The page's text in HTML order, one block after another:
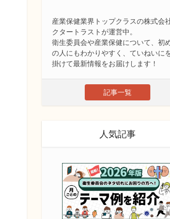
産業保健業界トップクラスの株式会
クタートラストが運営中。
衛生委員会や産業保健について、初
の人にもわかりやすく、ていねいに
掛けて最新情報をお届けします！
記事一覧
人気記事